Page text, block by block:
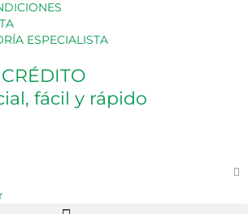
ESPECIALISTA
fácil y rápido